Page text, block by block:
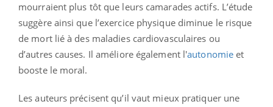
mourraient plus tôt que leurs camarades actifs. L’étude
suggère ainsi que l’exercice physique diminue le risque
de mort lié à des maladies cardiovasculaires ou
d’autres causes. Il améliore également l'autonomie et
booste le moral.
Les auteurs précisent qu’il vaut mieux pratiquer une